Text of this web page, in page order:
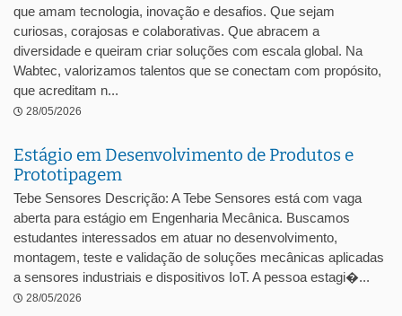
que amam tecnologia, inovação e desafios. Que sejam
curiosas, corajosas e colaborativas. Que abracem a
diversidade e queiram criar soluções com escala global. Na
Wabtec, valorizamos talentos que se conectam com propósito,
que acreditam n...
28/05/2026
Estágio em Desenvolvimento de Produtos e
Prototipagem
Tebe Sensores Descrição: A Tebe Sensores está com vaga
aberta para estágio em Engenharia Mecânica. Buscamos
estudantes interessados em atuar no desenvolvimento,
montagem, teste e validação de soluções mecânicas aplicadas
a sensores industriais e dispositivos IoT. A pessoa estagi�...
28/05/2026